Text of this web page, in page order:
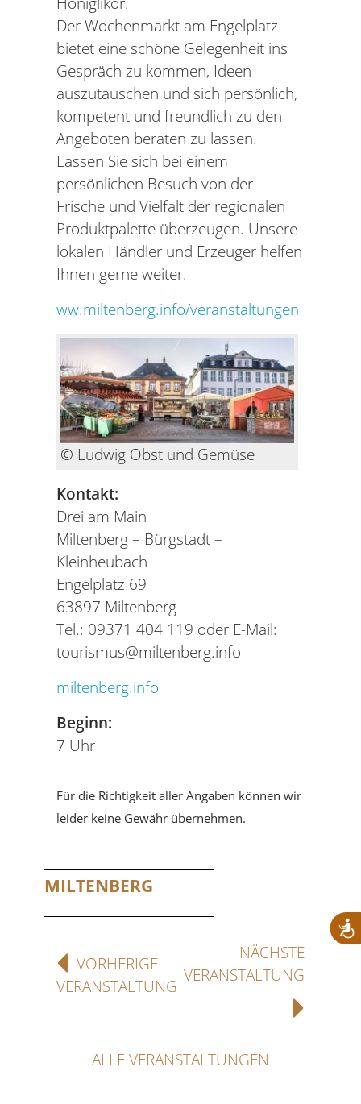
Der Wochenmarkt am Engelplatz
bietet eine schöne Gelegenheit ins
Gespräch zu kommen, Ideen
auszutauschen und sich persönlich,
kompetent und freundlich zu den
Angeboten beraten zu lassen.
Lassen Sie sich bei einem
persönlichen Besuch von der
Frische und Vielfalt der regionalen
Produktpalette überzeugen. Unsere
lokalen Händler und Erzeuger helfen
Ihnen gerne weiter.
ww.miltenberg.info/veranstaltungen
© Ludwig Obst und Gemüse
Kontakt:
Drei am Main
Miltenberg – Bürgstadt –
Kleinheubach
Engelplatz 69
63897 Miltenberg
Tel.: 09371 404 119 oder E-Mail:
tourismus@miltenberg.info
miltenberg.info
Beginn:
7 Uhr
Für die Richtigkeit aller Angaben können wir
leider keine Gewähr übernehmen.
MILTENBERG
VORHERIGE
VERANSTALTUNG
NÄCHSTE
VERANSTALTUNG
ALLE VERANSTALTUNGEN